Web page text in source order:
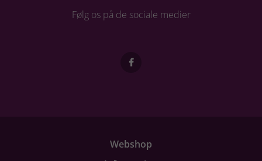
Følg os på de sociale medier
Webshop